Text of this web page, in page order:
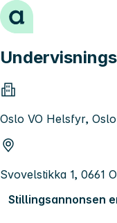
Hopp til innhold
Oslo VO Helsfyr,
Svovelstikka 1, 0661
Stillingsannonsen